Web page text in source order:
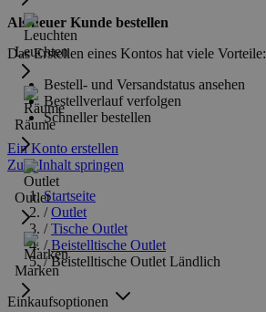
Leuchten
Räume
Outlet
Marken
Als neuer Kunde bestellen
Das Erstellen eines Kontos hat viele Vorteile:
Bestell- und Versandstatus ansehen
Bestellverlauf verfolgen
Schneller bestellen
Ein Konto erstellen
Zum Inhalt springen
Startseite
/ Outlet
/ Tische Outlet
/ Beistelltische Outlet
/ Beistelltische Outlet Ländlich
Einkaufsoptionen